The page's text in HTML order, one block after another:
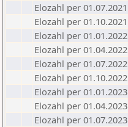
Elozahl per 01.07.2021
Elozahl per 01.10.2021
Elozahl per 01.01.2022
Elozahl per 01.04.2022
Elozahl per 01.07.2022
Elozahl per 01.10.2022
Elozahl per 01.01.2023
Elozahl per 01.04.2023
Elozahl per 01.07.2023